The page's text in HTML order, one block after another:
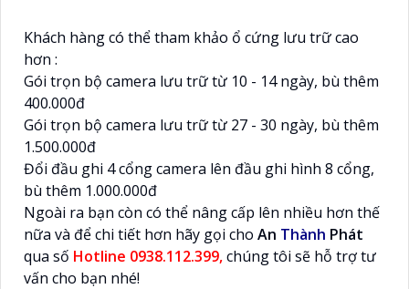
Khách hàng có thể tham khảo ổ cứng lưu trữ cao
hơn :
Gói trọn bộ camera lưu trữ từ 10 - 14 ngày, bù thêm
400.000đ
Gói trọn bộ camera lưu trữ từ 27 - 30 ngày, bù thêm
1.500.000đ
Đổi đầu ghi 4 cổng camera lên đầu ghi hình 8 cổng,
bù thêm 1.000.000đ
Ngoài ra bạn còn có thể nâng cấp lên nhiều hơn thế
nữa và để chi tiết hơn hãy gọi cho An Thành Phát
qua số Hotline 0938.112.399,chúng tôi sẽ hỗ trợ tư
vấn cho bạn nhé!